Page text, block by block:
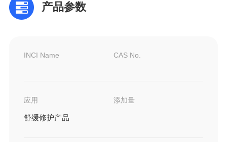
产品参数
INCI Name CAS No.
应用
舒缓修护产品
添加量